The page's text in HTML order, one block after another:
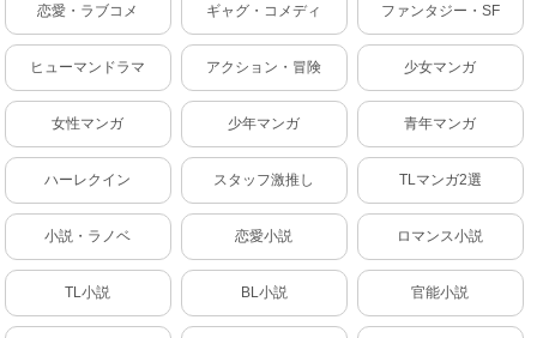
恋愛・ラブコメ ギャグ・コメディ ファンタジー・SF
ヒューマンドラマ アクション・冒険 少女マンガ
女性マンガ 少年マンガ 青年マンガ
ハーレクイン スタッフ激推し TLマンガ2選
小説・ラノベ 恋愛小説 ロマンス小説
TL小説 BL小説 官能小説